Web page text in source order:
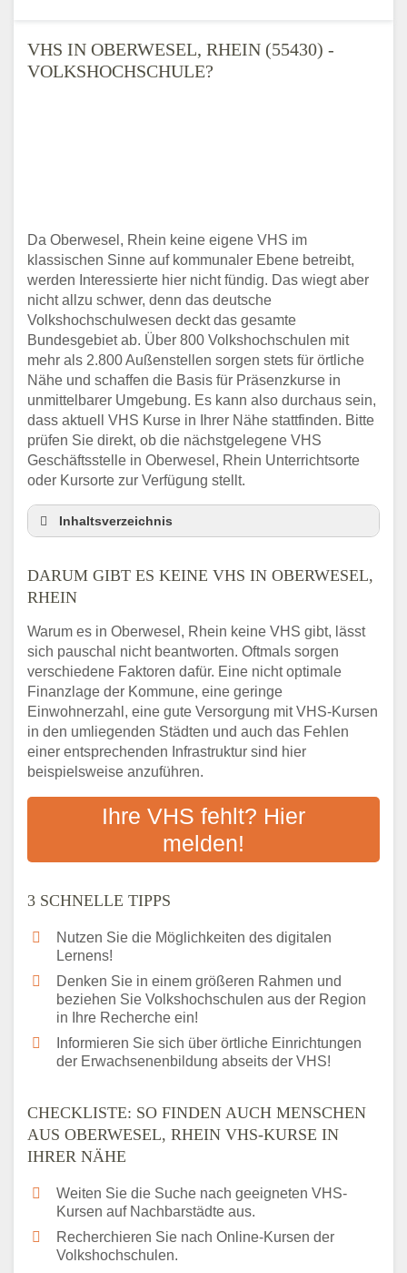
VHS IN OBERWESEL, RHEIN (55430) -
VOLKSHOCHSCHULE?
Da Oberwesel, Rhein keine eigene VHS im
klassischen Sinne auf kommunaler Ebene betreibt,
werden Interessierte hier nicht fündig. Das wiegt aber
nicht allzu schwer, denn das deutsche
Volkshochschulwesen deckt das gesamte
Bundesgebiet ab. Über 800 Volkshochschulen mit
mehr als 2.800 Außenstellen sorgen stets für örtliche
Nähe und schaffen die Basis für Präsenzkurse in
unmittelbarer Umgebung. Es kann also durchaus sein,
dass aktuell VHS Kurse in Ihrer Nähe stattfinden. Bitte
prüfen Sie direkt, ob die nächstgelegene VHS
Geschäftsstelle in Oberwesel, Rhein Unterrichtsorte
oder Kursorte zur Verfügung stellt.
Inhaltsverzeichnis
Rhein
3 schnelle Tipps
Oberwesel, Rhein VHS-Kurse in Ihrer Nähe
Abendschule in der Region rund um
Oberwesel, Rhein
VHS steht für Erwachsenenbildung
Online-Kurse: Alternative Angebote zum
VHS-Kurs
Vor- und Nachteile von Online-Kursen
Checkliste: Darauf kommt es bei
Bildungsangeboten an
Das bundesweite Volkshochschulwesen
DARUM GIBT ES KEINE VHS IN OBERWESEL,
RHEIN
Warum es in Oberwesel, Rhein keine VHS gibt, lässt
sich pauschal nicht beantworten. Oftmals sorgen
verschiedene Faktoren dafür. Eine nicht optimale
Finanzlage der Kommune, eine geringe
Einwohnerzahl, eine gute Versorgung mit VHS-Kursen
in den umliegenden Städten und auch das Fehlen
einer entsprechenden Infrastruktur sind hier
beispielsweise anzuführen.
Ihre VHS fehlt? Hier
melden!
3 SCHNELLE TIPPS
Nutzen Sie die Möglichkeiten des digitalen
Lernens!
Denken Sie in einem größeren Rahmen und
beziehen Sie Volkshochschulen aus der Region
in Ihre Recherche ein!
Informieren Sie sich über örtliche Einrichtungen
der Erwachsenenbildung abseits der VHS!
CHECKLISTE: SO FINDEN AUCH MENSCHEN
AUS OBERWESEL, RHEIN VHS-KURSE IN
IHRER NÄHE
Weiten Sie die Suche nach geeigneten VHS-
Kursen auf Nachbarstädte aus.
Recherchieren Sie nach Online-Kursen der
Volkshochschulen.